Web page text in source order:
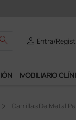
search person Entra/
MOBILIARIO
Camillas De Metal